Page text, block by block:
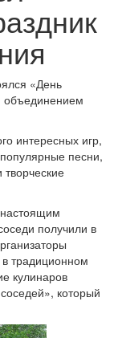
«День
объединением
интересных игр,
песни,
получили в
в традиционном
кулинаров
который